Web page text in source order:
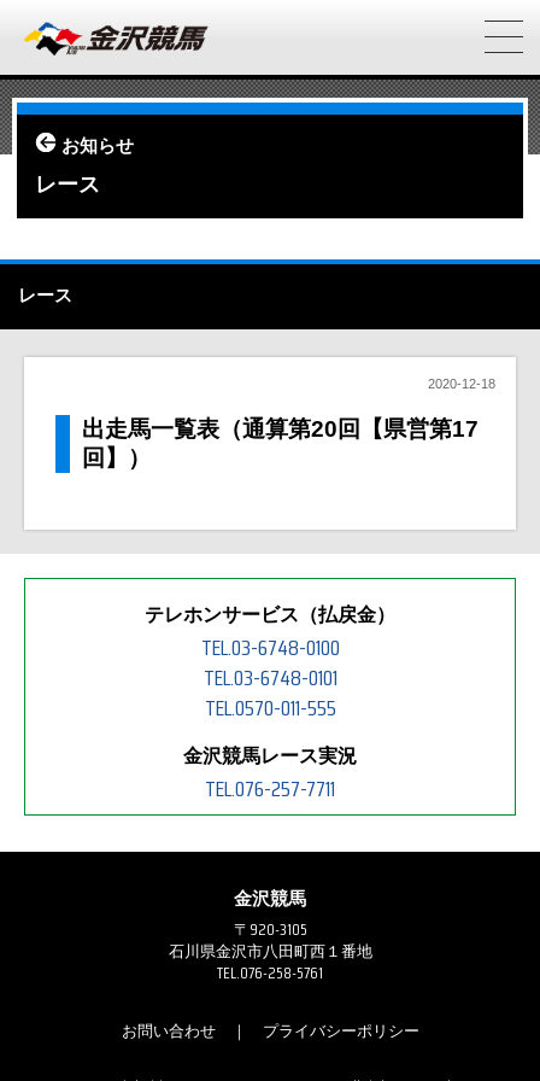
お知らせ
レース
レース
2020-12-18
出走馬一覧表（通算第20回【県営第17
回】）
テレホンサービス（払戻金）
TEL.03-6748-0100
TEL.03-6748-0101
TEL.0570-011-555
金沢競馬レース実況
TEL.076-257-7711
金沢競馬
〒920-3105
石川県金沢市八田町西１番地
TEL.076-258-5761
お問い合わせ｜ プライバシーポリシー